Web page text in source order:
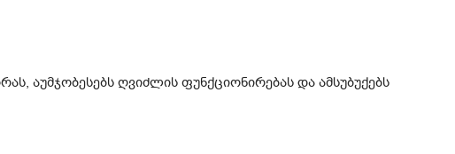
აუმჯობესებს ღვიძლის ფუნქციონირებას და ამსუბუქებს